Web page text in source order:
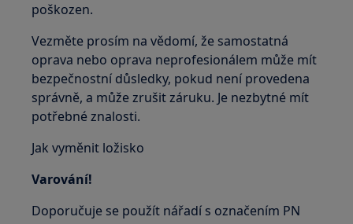
poškozen.
Vezměte prosím na vědomí, že samostatná
oprava nebo oprava neprofesionálem může mít
bezpečnostní důsledky, pokud není provedena
správně, a může zrušit záruku. Je nezbytné mít
potřebné znalosti.
Jak vyměnit ložisko
Varování!
Doporučuje se použít nářadí s označením PN